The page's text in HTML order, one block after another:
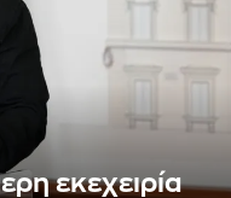
εκεχειρία